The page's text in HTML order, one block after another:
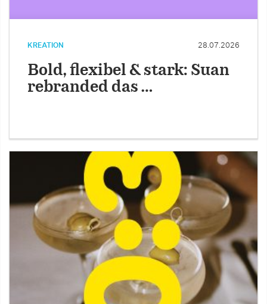
KREATION 28.07.2026
Bold, flexibel & stark: Suan
rebranded das …